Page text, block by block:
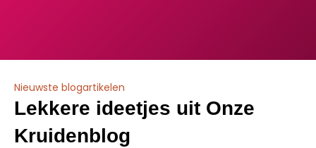
Nieuwste blogartikelen
Lekkere ideetjes uit Onze
Kruidenblog